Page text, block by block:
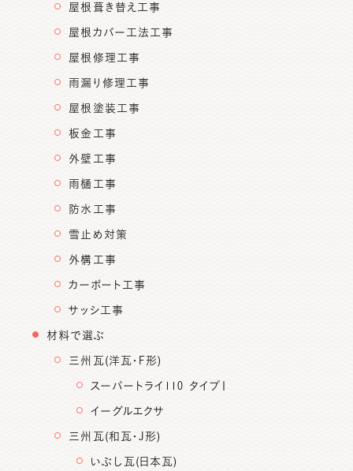
屋根葺き替え工事
屋根カバー工法工事
屋根修理工事
雨漏り修理工事
屋根塗装工事
板金工事
外壁工事
雨樋工事
防水工事
雪止め対策
外構工事
カーポート工事
サッシ工事
材料で選ぶ
三州瓦(洋瓦・F形)
スーパートライ110 タイプⅠ
イーグルエクサ
三州瓦(和瓦・J形)
いぶし瓦(日本瓦)